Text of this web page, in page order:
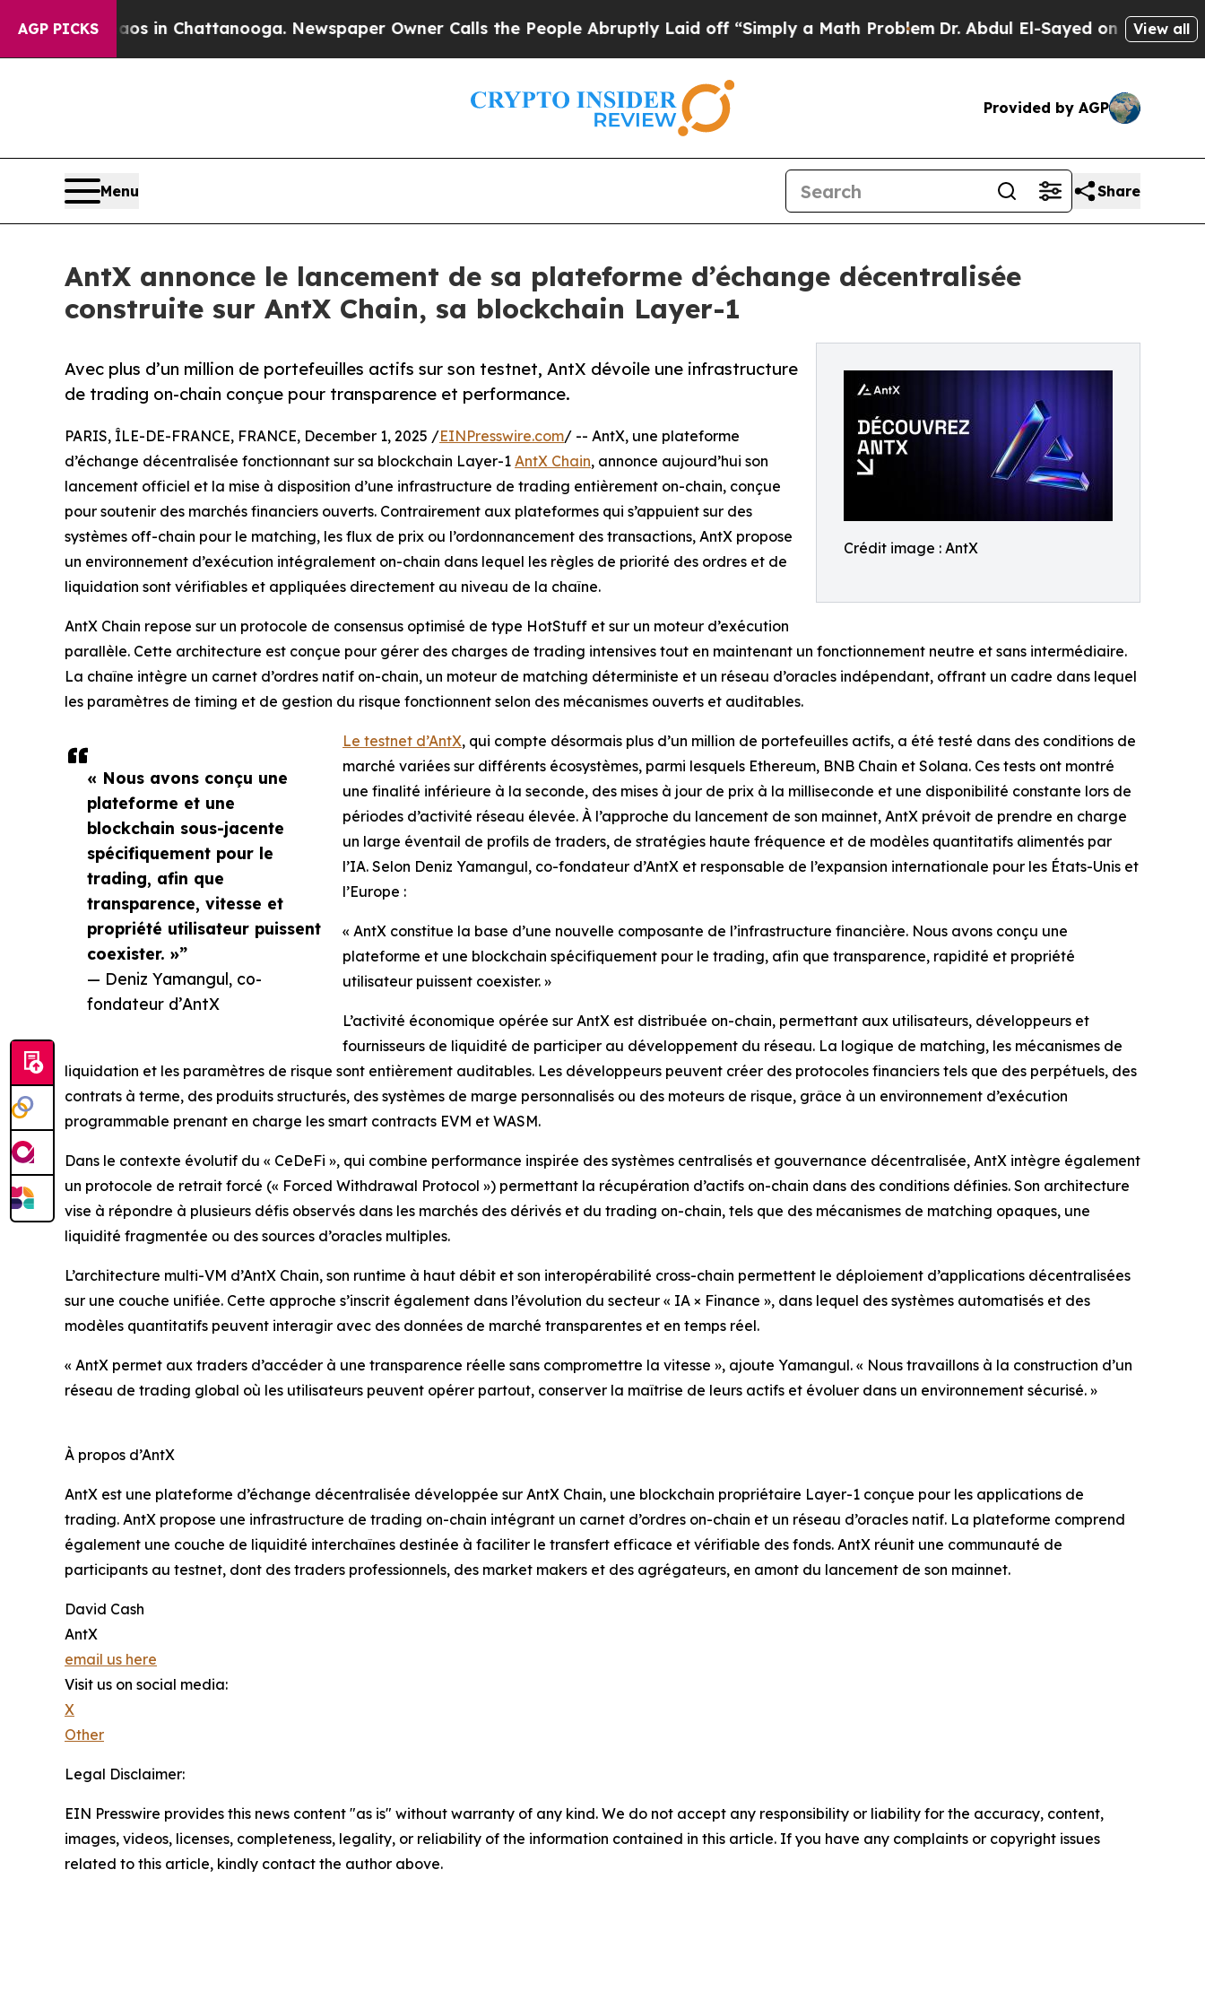
AGP PICKS
Chaos in Chattanooga. Newspaper Owner Calls the People Abruptly Laid off “Simply a Math ProblemDr. Abdul El-Sayed on Historic View all
Provided by AGP
Menu Share
AntX annonce le lancement de sa plateforme d’échange décentralisée
construite sur AntX Chain, sa blockchain Layer-1
Crédit image : AntX
Avec plus d’un million de portefeuilles actifs sur son testnet, AntX dévoile une infrastructure
de trading on-chain conçue pour transparence et performance.
« Nous avons conçu une
plateforme et une
blockchain sous-jacente
spécifiquement pour le
trading, afin que
transparence, vitesse et
propriété utilisateur puissent
coexister. »”
— Deniz Yamangul, co-
fondateur d’AntX
PARIS, ÎLE-DE-FRANCE, FRANCE, December 1, 2025 /EINPresswire.com/ -- AntX, une plateforme
d’échange décentralisée fonctionnant sur sa blockchain Layer-1 AntX Chain, annonce aujourd’hui son
lancement officiel et la mise à disposition d’une infrastructure de trading entièrement on-chain, conçue
pour soutenir des marchés financiers ouverts. Contrairement aux plateformes qui s’appuient sur des
systèmes off-chain pour le matching, les flux de prix ou l’ordonnancement des transactions, AntX propose
un environnement d’exécution intégralement on-chain dans lequel les règles de priorité des ordres et de
liquidation sont vérifiables et appliquées directement au niveau de la chaîne.
AntX Chain repose sur un protocole de consensus optimisé de type HotStuff et sur un moteur d’exécution
parallèle. Cette architecture est conçue pour gérer des charges de trading intensives tout en maintenant un fonctionnement neutre et sans intermédiaire.
La chaîne intègre un carnet d’ordres natif on-chain, un moteur de matching déterministe et un réseau d’oracles indépendant, offrant un cadre dans lequel
les paramètres de timing et de gestion du risque fonctionnent selon des mécanismes ouverts et auditables.
Le testnet d’AntX, qui compte désormais plus d’un million de portefeuilles actifs, a été testé dans des conditions de
marché variées sur différents écosystèmes, parmi lesquels Ethereum, BNB Chain et Solana. Ces tests ont montré
une finalité inférieure à la seconde, des mises à jour de prix à la milliseconde et une disponibilité constante lors de
périodes d’activité réseau élevée. À l’approche du lancement de son mainnet, AntX prévoit de prendre en charge
un large éventail de profils de traders, de stratégies haute fréquence et de modèles quantitatifs alimentés par
l’IA. Selon Deniz Yamangul, co-fondateur d’AntX et responsable de l’expansion internationale pour les États-Unis et
l’Europe :
« AntX constitue la base d’une nouvelle composante de l’infrastructure financière. Nous avons conçu une
plateforme et une blockchain spécifiquement pour le trading, afin que transparence, rapidité et propriété
utilisateur puissent coexister. »
L’activité économique opérée sur AntX est distribuée on-chain, permettant aux utilisateurs, développeurs et
fournisseurs de liquidité de participer au développement du réseau. La logique de matching, les mécanismes de
liquidation et les paramètres de risque sont entièrement auditables. Les développeurs peuvent créer des protocoles financiers tels que des perpétuels, des
contrats à terme, des produits structurés, des systèmes de marge personnalisés ou des moteurs de risque, grâce à un environnement d’exécution
programmable prenant en charge les smart contracts EVM et WASM.
Dans le contexte évolutif du « CeDeFi », qui combine performance inspirée des systèmes centralisés et gouvernance décentralisée, AntX intègre également
un protocole de retrait forcé (« Forced Withdrawal Protocol ») permettant la récupération d’actifs on-chain dans des conditions définies. Son architecture
vise à répondre à plusieurs défis observés dans les marchés des dérivés et du trading on-chain, tels que des mécanismes de matching opaques, une
liquidité fragmentée ou des sources d’oracles multiples.
L’architecture multi-VM d’AntX Chain, son runtime à haut débit et son interopérabilité cross-chain permettent le déploiement d’applications décentralisées
sur une couche unifiée. Cette approche s’inscrit également dans l’évolution du secteur « IA × Finance », dans lequel des systèmes automatisés et des
modèles quantitatifs peuvent interagir avec des données de marché transparentes et en temps réel.
« AntX permet aux traders d’accéder à une transparence réelle sans compromettre la vitesse », ajoute Yamangul. « Nous travaillons à la construction d’un
réseau de trading global où les utilisateurs peuvent opérer partout, conserver la maîtrise de leurs actifs et évoluer dans un environnement sécurisé. »
À propos d’AntX
AntX est une plateforme d’échange décentralisée développée sur AntX Chain, une blockchain propriétaire Layer-1 conçue pour les applications de
trading. AntX propose une infrastructure de trading on-chain intégrant un carnet d’ordres on-chain et un réseau d’oracles natif. La plateforme comprend
également une couche de liquidité interchaînes destinée à faciliter le transfert efficace et vérifiable des fonds. AntX réunit une communauté de
participants au testnet, dont des traders professionnels, des market makers et des agrégateurs, en amont du lancement de son mainnet.
David Cash
AntX
email us here
Visit us on social media:
X
Other
Legal Disclaimer:
EIN Presswire provides this news content "as is" without warranty of any kind. We do not accept any responsibility or liability for the accuracy, content,
images, videos, licenses, completeness, legality, or reliability of the information contained in this article. If you have any complaints or copyright issues
related to this article, kindly contact the author above.